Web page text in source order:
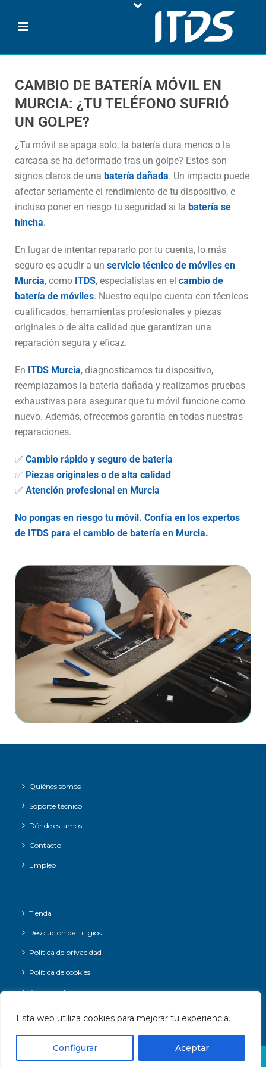
Esta web utiliza cookies para mejorar tu experiencia.
Configurar Aceptar
CAMBIO DE BATERÍA MÓVIL EN
MURCIA: ¿TU TELÉFONO SUFRIÓ
UN GOLPE?
¿Tu móvil se apaga solo, la batería dura menos o la
carcasa se ha deformado tras un golpe? Estos son
signos claros de una batería dañada. Un impacto puede
afectar seriamente el rendimiento de tu dispositivo, e
incluso poner en riesgo tu seguridad si la batería se
hincha.
En lugar de intentar repararlo por tu cuenta, lo más
seguro es acudir a un servicio técnico de móviles en
Murcia, como ITDS, especialistas en el cambio de
batería de móviles. Nuestro equipo cuenta con técnicos
cualificados, herramientas profesionales y piezas
originales o de alta calidad que garantizan una
reparación segura y eficaz.
En ITDS Murcia, diagnosticamos tu dispositivo,
reemplazamos la batería dañada y realizamos pruebas
exhaustivas para asegurar que tu móvil funcione como
nuevo. Además, ofrecemos garantía en todas nuestras
reparaciones.
✅ Cambio rápido y seguro de batería
✅ Piezas originales o de alta calidad
✅ Atención profesional en Murcia
No pongas en riesgo tu móvil. Confía en los expertos
de ITDS para el cambio de batería en Murcia.
Quiénes somos
Soporte técnico
Dónde estamos
Contacto
Empleo
Tienda
Resolución de Litigios
Política de privacidad
Política de cookies
Aviso legal
Contáctanos
Open
1